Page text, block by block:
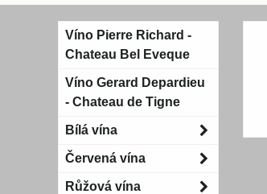
Víno Pierre Richard -
Chateau Bel Eveque
Víno Gerard Depardieu
- Chateau de Tigne
Bílá vína
Červená vína
Růžová vína